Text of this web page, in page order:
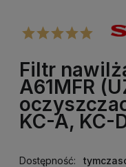
Filtr
A61MFR
KC-A, KC-
Dostępność: